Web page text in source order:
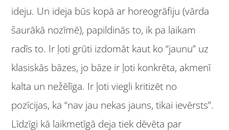
ideju. Un ideja būs kopā ar horeogrāfiju (vārda
šaurākā nozīmē), papildinās to, ik pa laikam
radīs to. Ir ļoti grūti izdomāt kaut ko “jaunu” uz
klasiskās bāzes, jo bāze ir ļoti konkrēta, akmenī
kalta un nežēlīga. Ir ļoti viegli kritizēt no
pozīcijas, ka “nav jau nekas jauns, tikai ievērsts”.
Līdzīgi kā laikmetīgā deja tiek dēvēta par